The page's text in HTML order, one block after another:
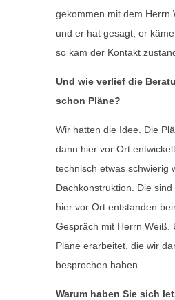
gekommen mit dem Herrn
und er hat gesagt, er
so kam der Kontakt
Und wie verlief die
schon Pläne?
Wir hatten die Idee. Die
dann hier vor Ort
technisch etwas schwierig
Dachkonstruktion. Die
hier vor Ort entstanden
Gespräch mit Herrn Weiß.
Pläne erarbeitet, die wir
besprochen haben.
Warum haben Sie sich